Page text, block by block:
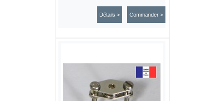
Commander >
Détails >